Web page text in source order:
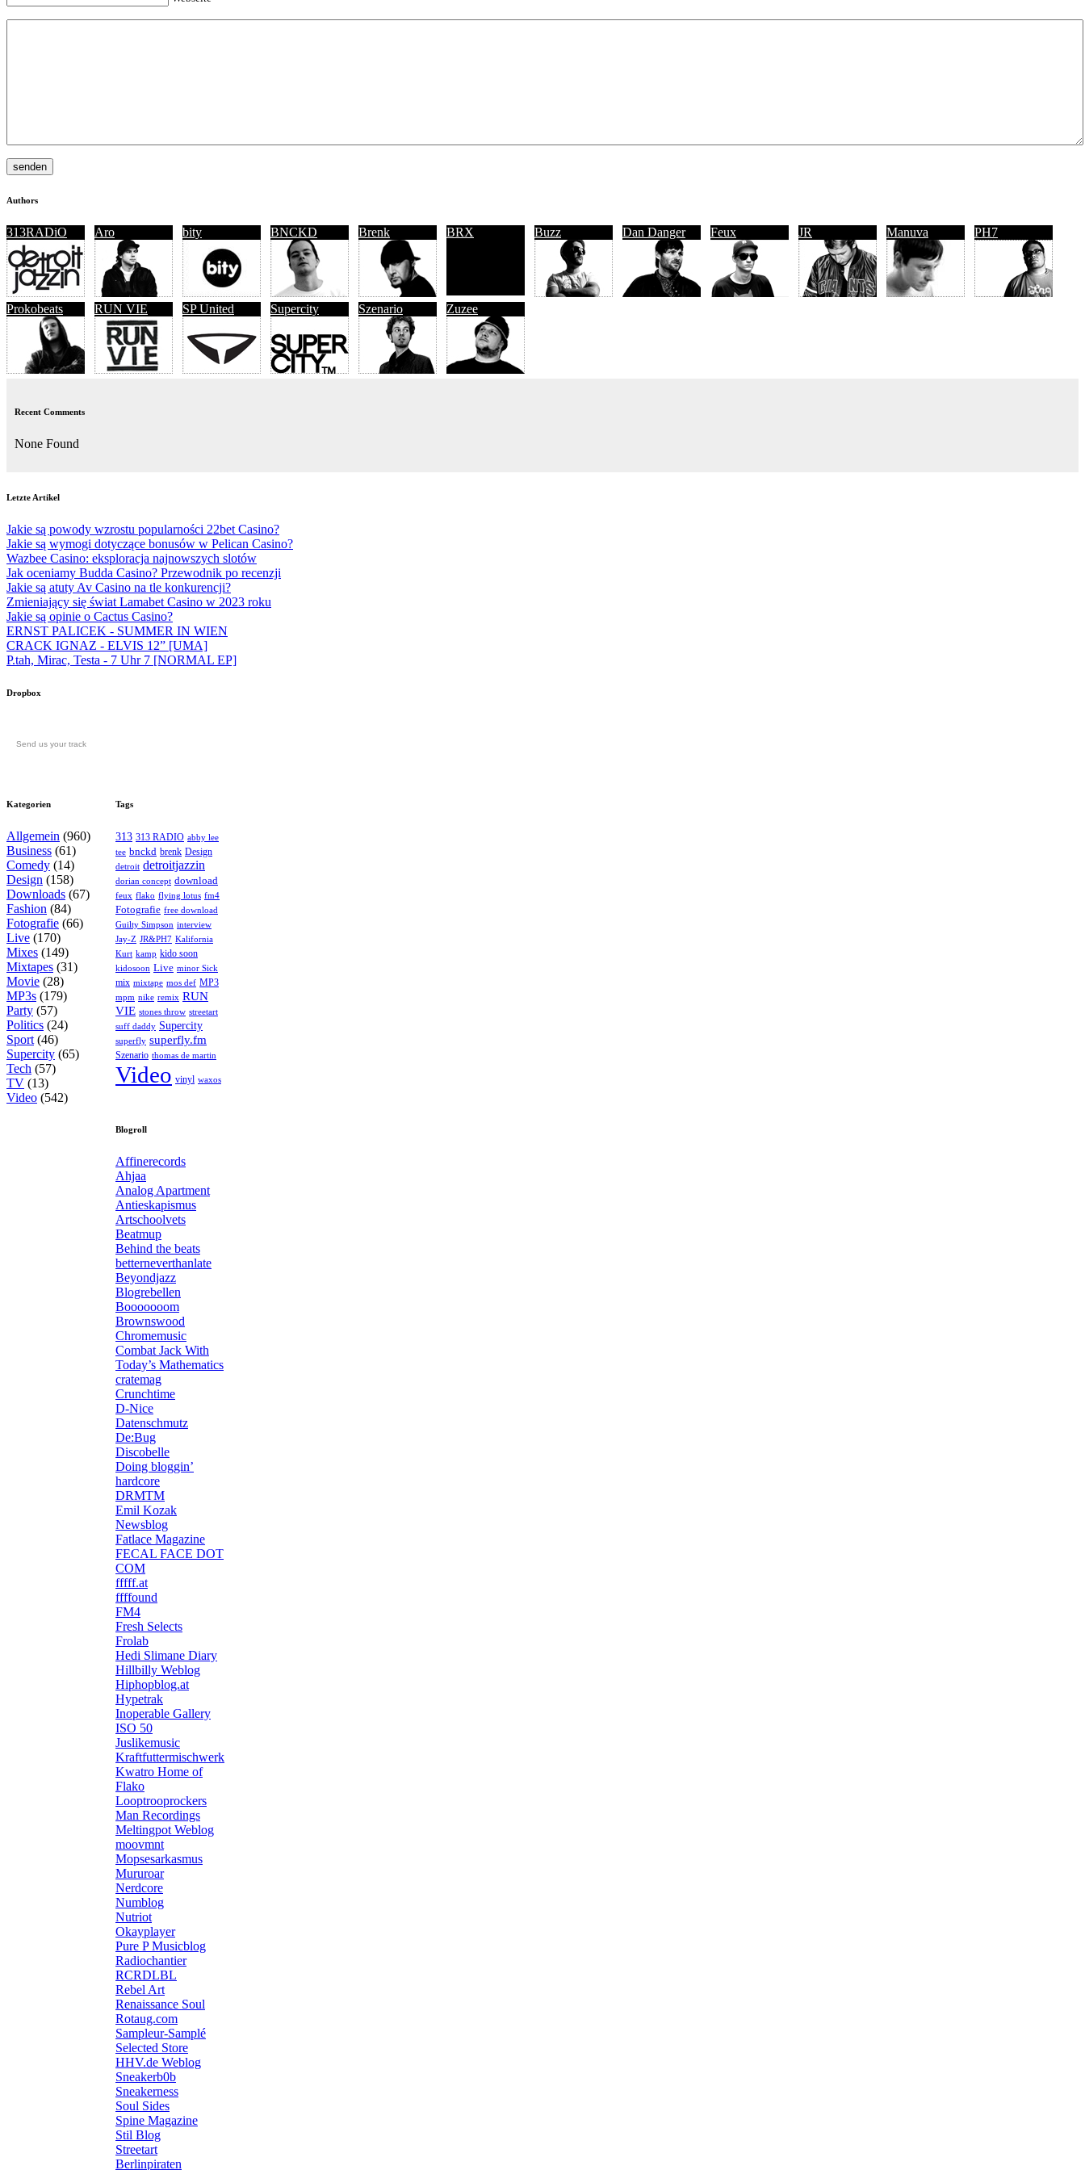
Authors
313RADiO Aro bity BNCKD Brenk BRX Buzz Dan Danger Feux JR Manuva PH7
Prokobeats RUN VIE SP United Supercity Szenario Zuzee
Recent Comments
None Found
Letzte Artikel
Jakie są powody wzrostu popularności 22bet Casino?
Jakie są wymogi dotyczące bonusów w Pelican Casino?
Wazbee Casino: eksploracja najnowszych slotów
Jak oceniamy Budda Casino? Przewodnik po recenzji
Jakie są atuty Av Casino na tle konkurencji?
Zmieniający się świat Lamabet Casino w 2023 roku
Jakie są opinie o Cactus Casino?
ERNST PALICEK - SUMMER IN WIEN
CRACK IGNAZ - ELVIS 12” [UMA]
P.tah, Mirac, Testa - 7 Uhr 7 [NORMAL EP]
Dropbox
Send us your track
Kategorien
Allgemein (960)
Business (61)
Comedy (14)
Design (158)
Downloads (67)
Fashion (84)
Fotografie (66)
Live (170)
Mixes (149)
Mixtapes (31)
Movie (28)
MP3s (179)
Party (57)
Politics (24)
Sport (46)
Supercity (65)
Tech (57)
TV (13)
Video (542)
Tags
313 313 RADIO abby lee
tee bnckd brenk Design
detroit detroitjazzin
dorian concept download
feux flako flying lotus fm4
Fotografie free download
Guilty Simpson interview
Jay-Z JR&PH7 Kalifornia
Kurt kamp kido soon
kidosoon Live minor Sick
mix mixtape mos def MP3
mpm nike remix RUN
VIE stones throw streetart
suff daddy Supercity
superfly superfly.fm
Szenario thomas de martin
Video vinyl waxos
Blogroll
Affinerecords
Ahjaa
Analog Apartment
Antieskapismus
Artschoolvets
Beatmup
Behind the beats
betterneverthanlate
Beyondjazz
Blogrebellen
Booooooom
Brownswood
Chromemusic
Combat Jack With
Today’s Mathematics
cratemag
Crunchtime
D-Nice
Datenschmutz
De:Bug
Discobelle
Doing bloggin’
hardcore
DRMTM
Emil Kozak
Newsblog
Fatlace Magazine
FECAL FACE DOT
COM
fffff.at
ffffound
FM4
Fresh Selects
Frolab
Hedi Slimane Diary
Hillbilly Weblog
Hiphopblog.at
Hypetrak
Inoperable Gallery
ISO 50
Juslikemusic
Kraftfuttermischwerk
Kwatro Home of
Flako
Looptrooprockers
Man Recordings
Meltingpot Weblog
moovmnt
Mopsesarkasmus
Mururoar
Nerdcore
Numblog
Nutriot
Okayplayer
Pure P Musicblog
Radiochantier
RCRDLBL
Rebel Art
Renaissance Soul
Rotaug.com
Sampleur-Samplé
Selected Store
HHV.de Weblog
Sneakerb0b
Sneakerness
Soul Sides
Spine Magazine
Stil Blog
Streetart
Berlinpiraten